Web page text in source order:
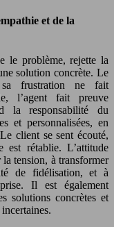
et de la
le problème, rejette la
solution concrète. Le
frustration ne fait
l’agent fait preuve
la responsabilité du
et personnalisées, en
client se sent écouté,
est rétablie. L’attitude
tension, à transformer
de fidélisation, et à
Il est également
solutions concrètes et